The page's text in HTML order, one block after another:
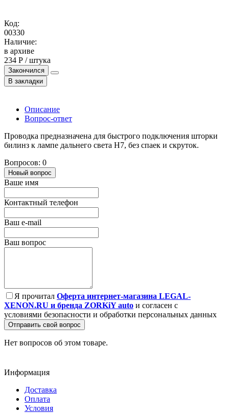
Код:
00330
Наличие:
в архиве
234 Р / штука
Закончился
В закладки
Описание
Вопрос-ответ
Проводка предназначена для быстрого подключения шторки
билинз к лампе дальнего света H7, без спаек и скруток.
Вопросов: 0
Новый вопрос
Ваше имя
Контактный телефон
Ваш e-mail
Ваш вопрос
Я прочитал Оферта интернет-магазина LEGAL-
XENON.RU и бренда ZORKiY auto и согласен с
условиями безопасности и обработки персональных данных
Отправить свой вопрос
Нет вопросов об этом товаре.
Информация
Доставка
Оплата
Условия